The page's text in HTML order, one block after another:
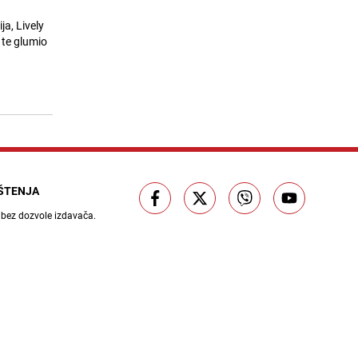
Lively
glumio
23.07.26. 17:01 | BOSNA I HERCEGOVINA
Prirodne metode za tjeranje osa:
Stručnjaci savjetuju da napravite
dozvole izdavača.